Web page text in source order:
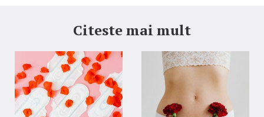
Citeste mai mult